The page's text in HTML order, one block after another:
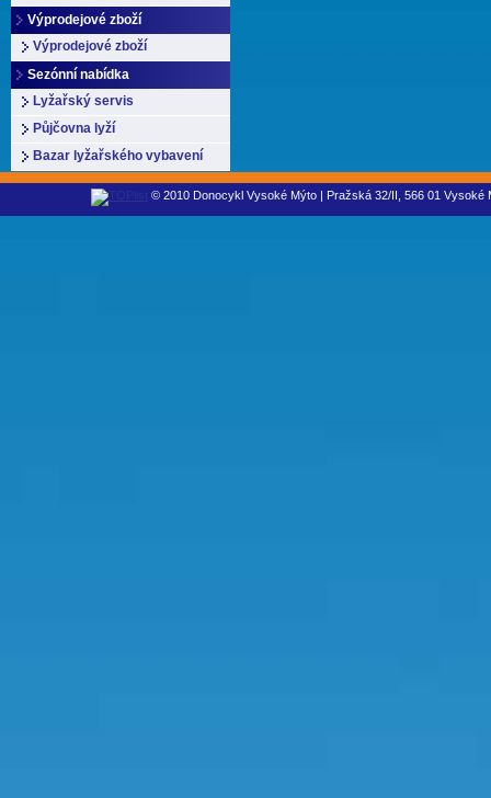
Výprodejové zboží
Výprodejové zboží
Sezónní nabídka
Lyžařský servis
Půjčovna lyží
Bazar lyžařského vybavení
© 2010 Donocykl Vysoké Mýto | Pražská 32/II, 566 01 Vysoké